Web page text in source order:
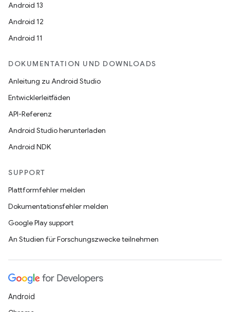
Android 13
Android 12
Android 11
DOKUMENTATION UND DOWNLOADS
Anleitung zu Android Studio
Entwicklerleitfäden
API-Referenz
Android Studio herunterladen
Android NDK
SUPPORT
Plattformfehler melden
Dokumentationsfehler melden
Google Play support
An Studien für Forschungszwecke teilnehmen
Android